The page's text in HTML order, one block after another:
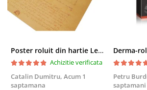
Poster roluit din hartie Leonardo Da Vinci, Vitruvian Man, vintage, 51x35 cm
Achizitie verificata
Catalin Dumitru, Acum 1
saptamana
Petru
saptamani